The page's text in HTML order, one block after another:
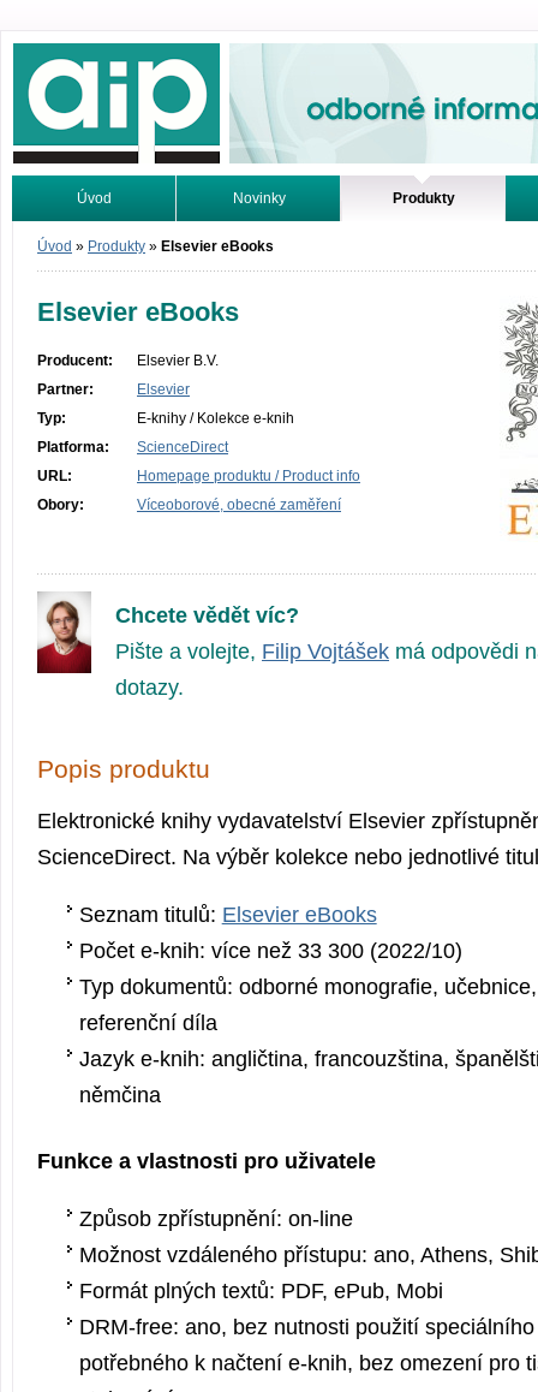
Odborné informace. Online.
Úvod Novinky Produkty
Vyhledávání Tutoriály
Úvod » Produkty » Elsevier eBooks
Elsevier eBooks
Producent:
Elsevier B.V.
Partner:
Elsevier
Typ:
E-knihy / Kolekce e-knih
Platforma:
ScienceDirect
URL:
Homepage produktu / Product info
Obory:
Víceoborové, obecné zaměření
Chcete vědět víc?
Pište a volejte, Filip Vojtášek má odpovědi
dotazy.
Popis produktu
Elektronické knihy vydavatelství Elsevier
ScienceDirect. Na výběr kolekce nebo jednotlivé
Seznam titulů: Elsevier eBooks
Počet e-knih: více než 33 300 (2022/10)
Typ dokumentů: odborné monografie,
referenční díla
Jazyk e-knih: angličtina, francouzština,
němčina
Funkce a vlastnosti pro uživatele
Způsob zpřístupnění: on-line
Možnost vzdáleného přístupu: ano, Athens,
Formát plných textů: PDF, ePub, Mobi
DRM-free: ano, bez nutnosti použití
potřebného k načtení e-knih, bez omezení pro